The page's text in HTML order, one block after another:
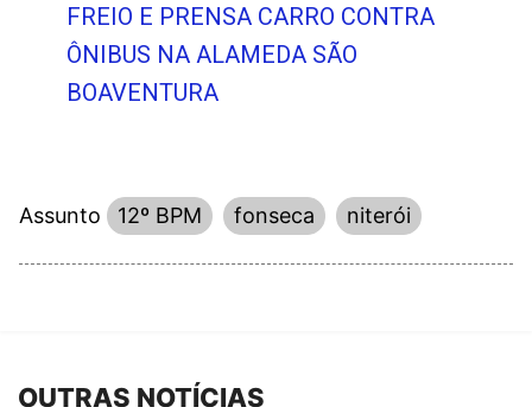
FREIO E PRENSA CARRO CONTRA
ÔNIBUS NA ALAMEDA SÃO
BOAVENTURA
Assunto 12º BPM fonseca niterói
OUTRAS NOTÍCIAS